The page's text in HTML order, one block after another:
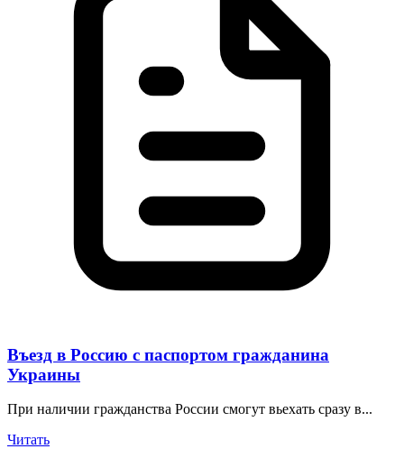
Въезд в Россию с паспортом гражданина
Украины
При наличии гражданства России смогут вьехать сразу в...
Читать